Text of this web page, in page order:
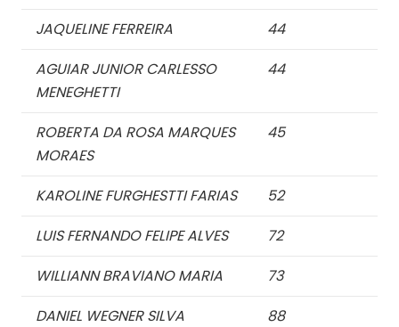
JAQUELINE FERREIRA
44
AGUIAR JUNIOR CARLESSO
MENEGHETTI
44
ROBERTA DA ROSA MARQUES
MORAES
45
KAROLINE FURGHESTTI FARIAS
52
LUIS FERNANDO FELIPE ALVES
72
WILLIANN BRAVIANO MARIA
73
DANIEL WEGNER SILVA
88